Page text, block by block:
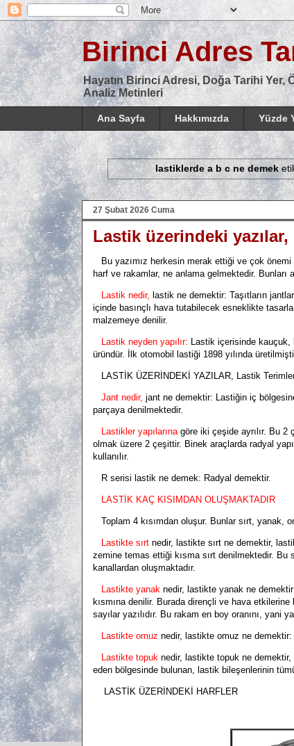
Birinci Adres
Hayatın Birinci Adresi, Doğa Tarihi Yer,
Analiz Metinleri
Ana Sayfa Hakkımızda Yüzde
lastiklerde a b c ne demek
27 Şubat 2026 Cuma
Lastik üzerindeki
Bu yazımız herkesin merak ettiği ve çok
harf ve rakamlar, ne anlama gelmektedir.
Lastik nedir, lastik ne demektir: Taşıtların
içinde basınçlı hava tutabilecek esneklikte
malzemeye denilir.
Lastik neyden yapılır: Lastik içerisinde
üründür. İlk otomobil lastiği 1898 yılında
LASTİK ÜZERİNDEKİ YAZILAR, Lastik
Jant nedir, jant ne demektir: Lastiğin iç
parçaya denilmektedir.
Lastikler yapılarınagöre iki çeşide ayrılır. Bu 2
olmak üzere 2 çeşittir. Binek araçlarda radyal
kullanılır.
R serisi lastik ne demek: Radyal demektir.
LASTİK KAÇ KISIMDAN OLUŞMAKTADIR
Toplam 4 kısımdan oluşur. Bunlar sırt, yanak,
Lastikte sırt nedir, lastikte sırt ne demektir,
zemine temas ettiği kısma sırt denilmektedir. Bu
kanallardan oluşmaktadır.
Lastikte yanak nedir, lastikte yanak ne
kısmına denilir. Burada dirençli ve hava
sayılar yazılıdır. Bu rakam en boy oranını, yani
Lastikte omuz nedir, lastikte omuz ne demektir:
Lastikte topuk nedir, lastikte topuk ne
eden bölgesinde bulunan, lastik bileşenlerinin
LASTİK ÜZERİNDEKİ HARFLER